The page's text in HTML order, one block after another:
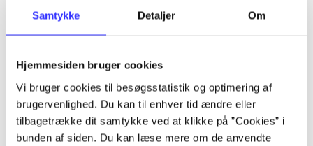
Samtykke Detaljer Om
Hjemmesiden bruger cookies
Vi bruger cookies til besøgsstatistik og optimering af
brugervenlighed. Du kan til enhver tid ændre eller
tilbagetrække dit samtykke ved at klikke på ”Cookies” i
bunden af siden. Du kan læse mere om de anvendte
Artikler
...
...